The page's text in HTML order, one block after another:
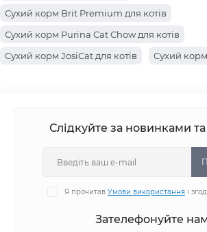
Сухий корм Brit Premium для котів
Сухий корм Purina Cat Chow для котів
Сухий корм JosiCat для котів
Сухий корм
Сухий корм Optimeal Beauty для котів
Сухий корм Club 4 Paws для котів
Слідкуйте за новинками
Я прочитав Умови використання і
Зателефонуйте